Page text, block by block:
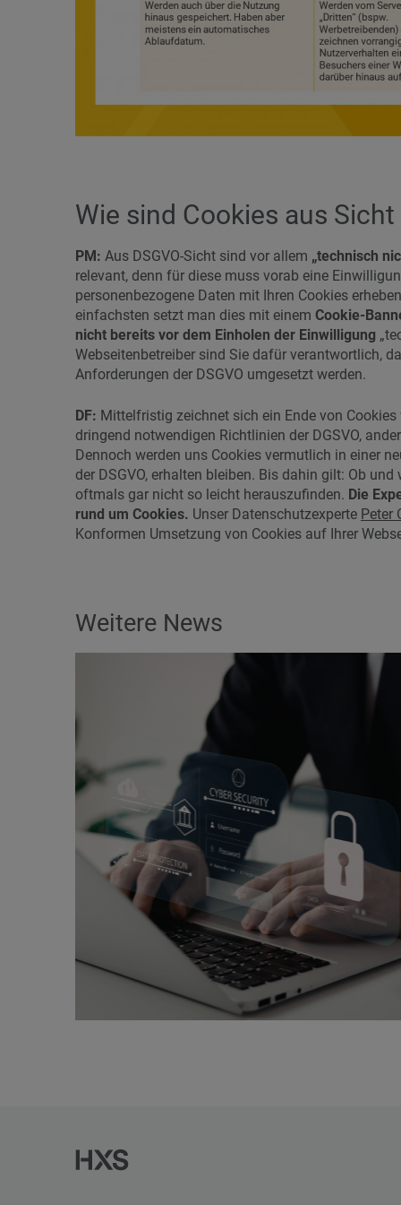
Wie sind Cookies aus
PM: Aus DSGVO-Sicht sind vor allem „technisch
relevant, denn für diese muss vorab eine
personenbezogene Daten mit Ihren Cookies
einfachsten setzt man dies mit einem Cookie-
nicht bereits vor dem Einholen der Einwilligung
Webseitenbetreiber sind Sie dafür verantwortlich,
Anforderungen der DSGVO umgesetzt werden.
DF: Mittelfristig zeichnet sich ein Ende von
dringend notwendigen Richtlinien der DGSVO,
Dennoch werden uns Cookies vermutlich in einer
der DSGVO, erhalten bleiben. Bis dahin gilt: Ob
oftmals gar nicht so leicht herauszufinden. Die
rund um Cookies. Unser Datenschutzexperte Peter
Konformen Umsetzung von Cookies auf Ihrer
Weitere News